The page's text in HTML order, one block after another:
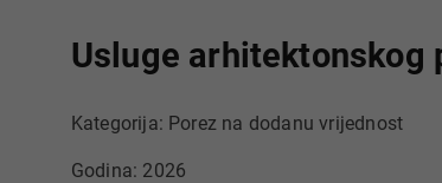
Usluge arhitektonskog
Kategorija: Porez na dodanu vrijednost
Godina: 2026